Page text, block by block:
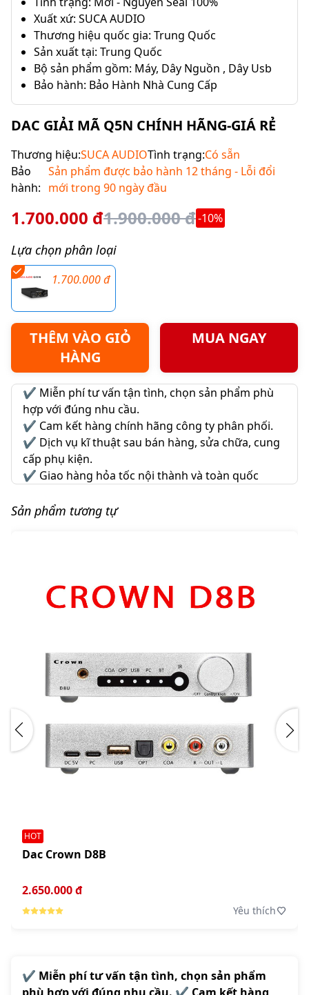
Xuất xứ: SUCA AUDIO
Thương hiệu quốc gia: Trung Quốc
Sản xuất tại: Trung Quốc
Bộ sản phẩm gồm: Máy, Dây Nguồn , Dây Usb
Bảo hành: Bảo Hành Nhà Cung Cấp
DAC GIẢI MÃ Q5N CHÍNH HÃNG-GIÁ RẺ
Thương hiệu:SUCA AUDIOTình trạng:Có sẵn
Bảo
hành:
Sản phẩm được bảo hành 12 tháng - Lỗi đổi
mới trong 90 ngày đầu
1.700.000 đ1.900.000 đ-10%
Lựa chọn phân loại
1.700.000 đ
THÊM VÀO GIỎ
HÀNG
MUA NGAY
✔️ Miễn phí tư vấn tận tình, chọn sản phẩm phù
hợp với đúng nhu cầu.
✔️ Cam kết hàng chính hãng công ty phân phối.
✔️ Dịch vụ kĩ thuật sau bán hàng, sửa chữa, cung
cấp phụ kiện.
✔️ Giao hàng hỏa tốc nội thành và toàn quốc
Sản phẩm tương tự
HOT
Dac Crown D8B
2.650.000 đ
Yêu thích
✔️ Miễn phí tư vấn tận tình, chọn sản phẩm